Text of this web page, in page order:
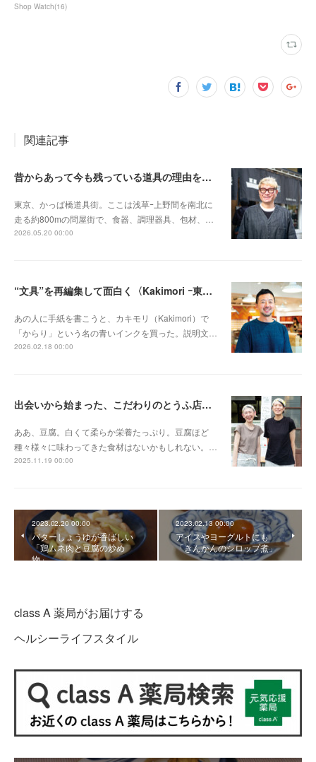
Shop Watch(16)
関連記事
昔からあって今も残っている道具の理由を伝えたい〈釜浅商店 ｰ浅草・かっぱ橋道具街ｰ〉
東京、かっぱ橋道具街。ここは浅草ｰ上野間を南北に
走る約800mの問屋街で、食器、調理器具、包材、…
2026.05.20 00:00
“文具”を再編集して面白く〈Kakimori ｰ東京・蔵前ｰ〉
あの人に手紙を書こうと、カキモリ（Kakimori）で
「からり」という名の青いインクを買った。説明文…
2026.02.18 00:00
出会いから始まった、こだわりのとうふ店〈まめなとうふ店〉
ああ、豆腐。白くて柔らか栄養たっぷり。豆腐ほど
種々様々に味わってきた食材はないかもしれない。…
2025.11.19 00:00
2023.02.20 00:00
バターしょうゆが香ばしい
「鶏ムネ肉と豆腐の炒め
物」
2023.02.13 00:00
アイスやヨーグルトにも
「きんかんのシロップ煮」
class A 薬局がお届けする
ヘルシーライフスタイル